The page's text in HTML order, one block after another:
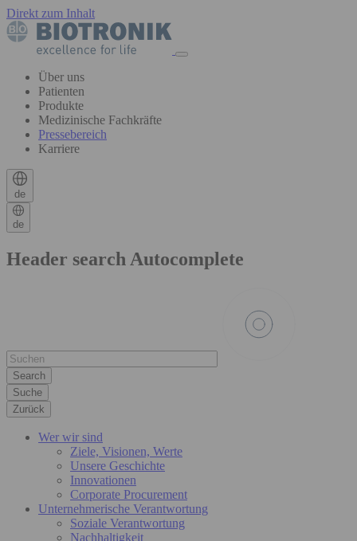
Direkt zum Inhalt
Über uns
Patienten
Produkte
Medizinische Fachkräfte
Pressebereich
Karriere
de
de
Header search Autocomplete
Suche
Zurück
Wer wir sind
Ziele, Visionen, Werte
Unsere Geschichte
Innovationen
Corporate Procurement
Unternehmerische Verantwortung
Soziale Verantwortung
Nachhaltigkeit